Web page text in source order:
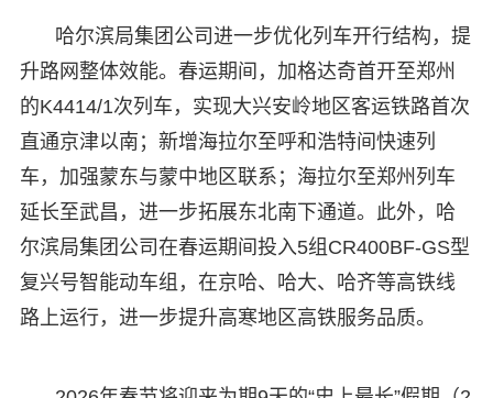
哈尔滨局集团公司进一步优化列车开行结构，提
升路网整体效能。春运期间，加格达奇首开至郑州
的K4414/1次列车，实现大兴安岭地区客运铁路首次
直通京津以南；新增海拉尔至呼和浩特间快速列
车，加强蒙东与蒙中地区联系；海拉尔至郑州列车
延长至武昌，进一步拓展东北南下通道。此外，哈
尔滨局集团公司在春运期间投入5组CR400BF-GS型
复兴号智能动车组，在京哈、哈大、哈齐等高铁线
路上运行，进一步提升高寒地区高铁服务品质。